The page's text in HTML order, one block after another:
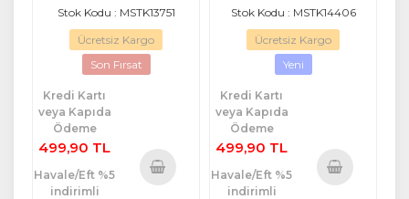
Stok Kodu : MSTK13751
Ücretsiz Kargo
Son Fırsat
Kredi Kartı
veya Kapıda
Ödeme
499,90 TL
Havale/Eft %5
indirimli
Stok Kodu : MSTK14406
Ücretsiz Kargo
Yeni
Kredi Kartı
veya Kapıda
Ödeme
499,90 TL
Havale/Eft %5
indirimli